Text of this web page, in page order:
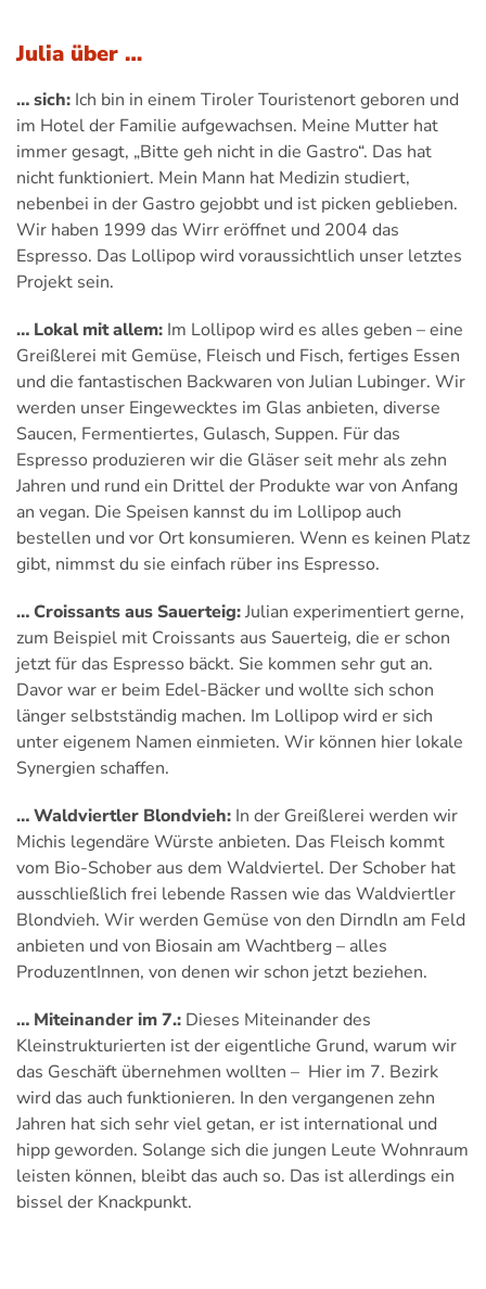
Julia über …
… sich: Ich bin in einem Tiroler Touristenort geboren und
im Hotel der Familie aufgewachsen. Meine Mutter hat
immer gesagt, „Bitte geh nicht in die Gastro“. Das hat
nicht funktioniert. Mein Mann hat Medizin studiert,
nebenbei in der Gastro gejobbt und ist picken geblieben.
Wir haben 1999 das Wirr eröffnet und 2004 das
Espresso. Das Lollipop wird voraussichtlich unser letztes
Projekt sein.
… Lokal mit allem: Im Lollipop wird es alles geben – eine
Greißlerei mit Gemüse, Fleisch und Fisch, fertiges Essen
und die fantastischen Backwaren von Julian Lubinger. Wir
werden unser Eingewecktes im Glas anbieten, diverse
Saucen, Fermentiertes, Gulasch, Suppen. Für das
Espresso produzieren wir die Gläser seit mehr als zehn
Jahren und rund ein Drittel der Produkte war von Anfang
an vegan. Die Speisen kannst du im Lollipop auch
bestellen und vor Ort konsumieren. Wenn es keinen Platz
gibt, nimmst du sie einfach rüber ins Espresso.
… Croissants aus Sauerteig:Julian experimentiert gerne,
zum Beispiel mit Croissants aus Sauerteig, die er schon
jetzt für das Espresso bäckt. Sie kommen sehr gut an.
Davor war er beim Edel-Bäcker und wollte sich schon
länger selbstständig machen. Im Lollipop wird er sich
unter eigenem Namen einmieten. Wir können hier lokale
Synergien schaffen.
… Waldviertler Blondvieh: In der Greißlerei werden wir
Michis legendäre Würste anbieten. Das Fleisch kommt
vom Bio-Schober aus dem Waldviertel. Der Schober hat
ausschließlich frei lebende Rassen wie das Waldviertler
Blondvieh. Wir werden Gemüse von den Dirndln am Feld
anbieten und von Biosain am Wachtberg – alles
ProduzentInnen, von denen wir schon jetzt beziehen.
… Miteinander im 7.: Dieses Miteinander des
Kleinstrukturierten ist der eigentliche Grund, warum wir
das Geschäft übernehmen wollten – Hier im 7. Bezirk
wird das auch funktionieren. In den vergangenen zehn
Jahren hat sich sehr viel getan, er ist international und
hipp geworden. Solange sich die jungen Leute Wohnraum
leisten können, bleibt das auch so. Das ist allerdings ein
bissel der Knackpunkt.